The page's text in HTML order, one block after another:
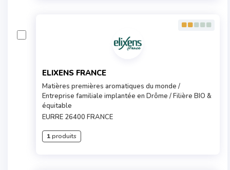
ELIXENS FRANCE
Matières premières aromatiques du monde /
Entreprise familiale implantée en Drôme / Filière BIO &
équitable
EURRE 26400 FRANCE
1produits